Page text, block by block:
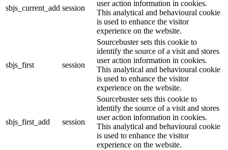
sbjs_current_add session
user action information in cookies.
This analytical and behavioural cookie
is used to enhance the visitor
experience on the website.
sbjs_first session
Sourcebuster sets this cookie to
identify the source of a visit and stores
user action information in cookies.
This analytical and behavioural cookie
is used to enhance the visitor
experience on the website.
sbjs_first_add session
Sourcebuster sets this cookie to
identify the source of a visit and stores
user action information in cookies.
This analytical and behavioural cookie
is used to enhance the visitor
experience on the website.